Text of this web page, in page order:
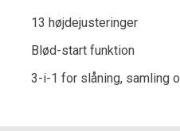
13 højdejusteringer
Blød-start funktion
3-i-1 for slåning, samling